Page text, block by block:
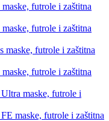
maske, futrole i zaštitna
maske, futrole i zaštitna
maske, futrole i zaštitna
maske, futrole i zaštitna
maske, futrole i
maske, futrole i zaštitna